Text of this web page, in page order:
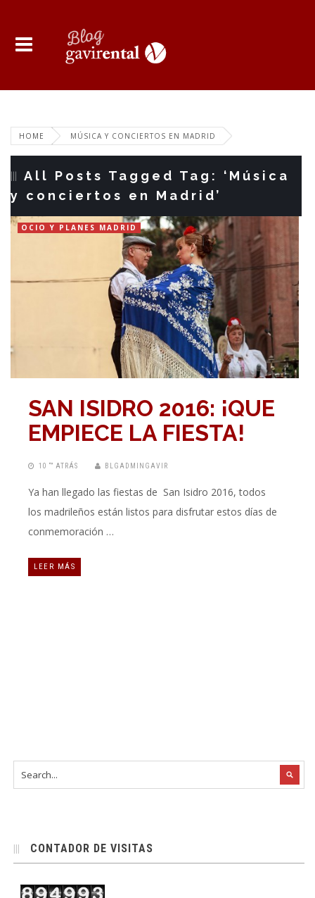
HOME MÚSICA Y CONCIERTOS EN MADRID
All Posts Tagged Tag: ‘Música
y conciertos en Madrid’
OCIO Y PLANES MADRID
SAN ISIDRO 2016: ¡QUE
EMPIECE LA FIESTA!
10 “” ATRÁS BLGADMINGAVIR
Ya han llegado las fiestas de San Isidro 2016, todos
los madrileños están listos para disfrutar estos días de
conmemoración …
LEER MÁS
CONTADOR DE VISITAS